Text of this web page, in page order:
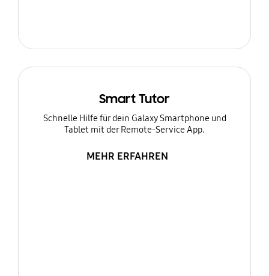
Smart Tutor
Schnelle Hilfe für dein Galaxy Smartphone und
Tablet mit der Remote-Service App.
MEHR ERFAHREN